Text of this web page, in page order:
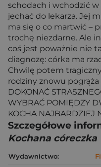
schodach i wchodzić
jechać do lekarza. Jej
ma się o co martwić –
trochę niezdarne. Ale
coś jest poważnie nie
diagnozę: córka ma
Chwilę potem
rodziny znowu pogrąża
DOKONAĆ
WYBRAĆ POMIĘDZY
KOCHA NAJBARDZIEJ
Szczegółowe
Kochana córeczka
Wydawnictwo: